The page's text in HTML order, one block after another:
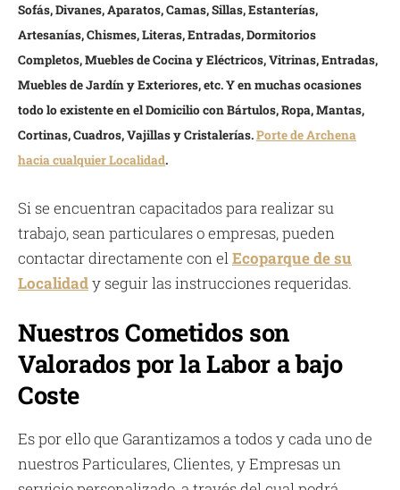
Sofás, Divanes, Aparatos, Camas, Sillas, Estanterías,
Artesanías, Chismes, Literas, Entradas, Dormitorios
Completos, Muebles de Cocina y Eléctricos, Vitrinas, Entradas,
Muebles de Jardín y Exteriores, etc. Y en muchas ocasiones
todo lo existente en el Domicilio con Bártulos, Ropa, Mantas,
Cortinas, Cuadros, Vajillas y Cristalerías.Porte de Archena
hacia cualquier Localidad.
Si se encuentran capacitados para realizar su
trabajo, sean particulares o empresas, pueden
contactar directamente con elEcoparque de su
Localidady seguir las instrucciones requeridas.
Nuestros Cometidos son
Valorados por la Labor a bajo
Coste
Es por ello que Garantizamos a todos y cada uno de
nuestros Particulares, Clientes, y Empresas un